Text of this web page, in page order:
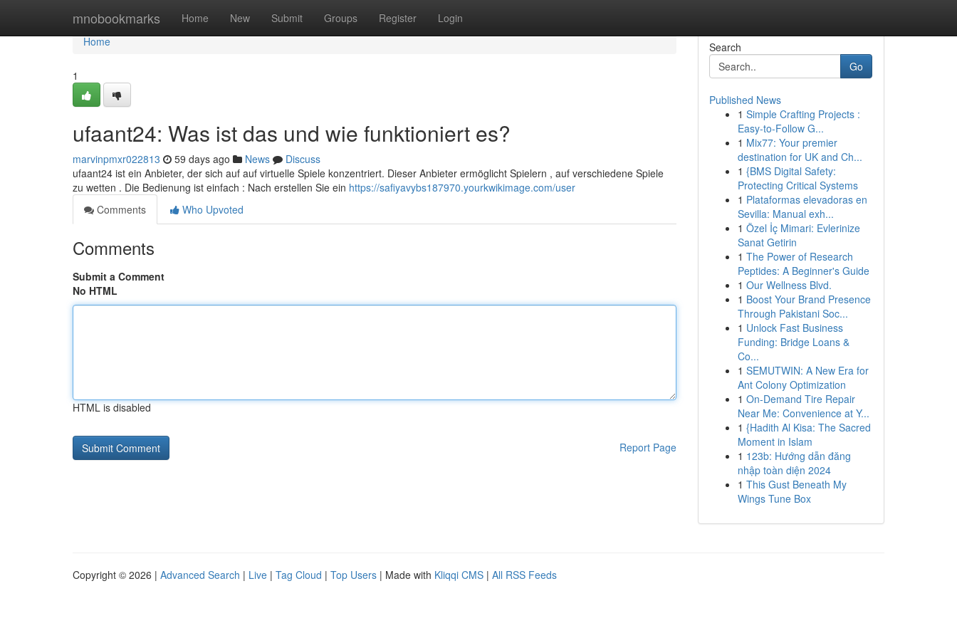
mnobookmarks Home New Submit Groups Register Login
Home
Home
1
ufaant24: Was ist das und wie funktioniert es?
marvinpmxr022813 59 days ago News
Discuss
ufaant24 ist ein Anbieter, der sich auf auf virtuelle Spiele konzentriert. Dieser Anbieter ermöglicht Spielern , auf verschiedene Spiele
zu wetten . Die Bedienung ist einfach : Nach erstellen Sie ein https://safiyavybs187970.yourkwikimage.com/user
Comments
Who Upvoted
Comments
Submit a Comment
No HTML
HTML is disabled
Report Page
Search
Go
Published News
1 Simple Crafting Projects :
Easy-to-Follow G...
1 Mix77: Your premier
destination for UK and Ch...
1 {BMS Digital Safety:
Protecting Critical Systems
1 Plataformas elevadoras en
Sevilla: Manual exh...
1 Özel İç Mimari: Evlerinize
Sanat Getirin
1 The Power of Research
Peptides: A Beginner's Guide
1 Our Wellness Blvd.
1 Boost Your Brand Presence
Through Pakistani Soc...
1 Unlock Fast Business
Funding: Bridge Loans &
Co...
1 SEMUTWIN: A New Era for
Ant Colony Optimization
1 On-Demand Tire Repair
Near Me: Convenience at Y...
1 {Hadith Al Kisa: The Sacred
Moment in Islam
1 123b: Hướng dẫn đăng
nhập toàn diện 2024
1 This Gust Beneath My
Wings Tune Box
Copyright © 2026 | Advanced Search | Live | Tag Cloud | Top Users | Made with Kliqqi CMS | All RSS Feeds